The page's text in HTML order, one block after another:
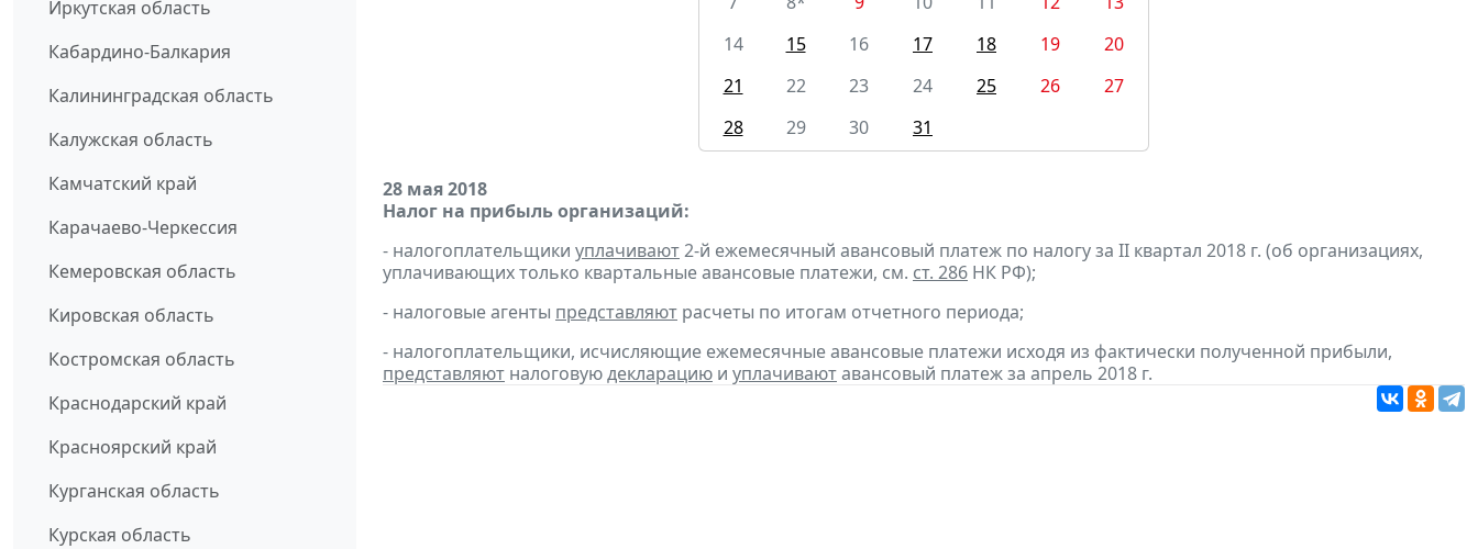
Иркутская область
Кабардино-Балкария
Калининградская область
Калужская область
Камчатский край
Карачаево-Черкессия
Кемеровская область
Кировская область
Костромская область
Краснодарский край
Красноярский край
Курганская область
Курская область
14
15 16 17 18 19
20
21
22 23 24 25 26
27
28
29 30 31
28 мая 2018
Налог на прибыль организаций:
- налогоплательщики уплачивают2-й ежемесячный авансовый платеж по налогу за II квартал 2018 г. (об организациях,
уплачивающих только квартальные авансовые платежи, см. ст. 286 НК РФ);
- налоговые агенты представляют расчеты по итогам отчетного периода;
- налогоплательщики, исчисляющие ежемесячные авансовые платежи исходя из фактически полученной прибыли,
представляют налоговуюдекларацию и уплачиваютавансовый платеж за апрель 2018 г.